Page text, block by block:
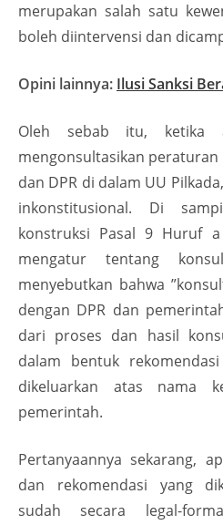
merupakan salah satu
boleh diintervensi dan
Opini lainnya: Ilusi Sanksi
Oleh sebab itu, ketika
mengonsultasikan peraturan
dan DPR di dalam UU
inkonstitusional. Di
konstruksi Pasal 9 Huruf
mengatur tentang
menyebutkan bahwa
dengan DPR dan
dari proses dan hasil
dalam bentuk
dikeluarkan atas nama
pemerintah.
Pertanyaannya sekarang,
dan rekomendasi yang
sudah secara legal-